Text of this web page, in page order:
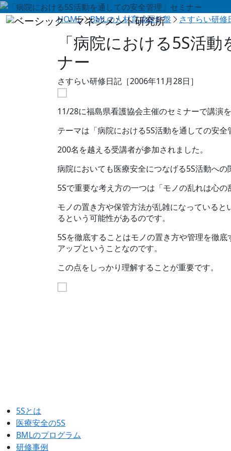
HOME BMLの人材育成羅針盤 さすらい研修
「病院における5S活
ナー
さすらい研修日記［2006年11月28日］
11/28に福島県看護協会主催のセミナーで講演を
テーマは「病院における5S活動を通しての安全
200名を越える受講者が参加されました。
病院においても医療安全につなげる5S活動への
5Sで重要な考え方の一つは「モノの乱れは心の
モノの置き方や保管方法が乱雑になっている
るという可能性があるのです。
5Sを徹底することはモノの置き方や管理を徹
アップということなのです。
この点をしっかり理解することが重要です。
5Sとは
医療安全の5S
BMLのプログラム
研修事例